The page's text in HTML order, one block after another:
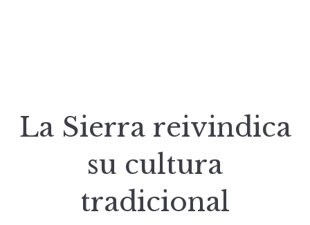
La Sierra reivindica
su cultura
tradicional